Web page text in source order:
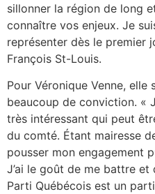
sillonner la région de long
connaître vos enjeux. Je
représenter dès le premier
François St-Louis.
Pour Véronique Venne,
beaucoup de conviction. «
très intéressant qui peut
du comté. Étant mairesse
pousser mon engagement
J’ai le goût de me battre
Parti Québécois est un